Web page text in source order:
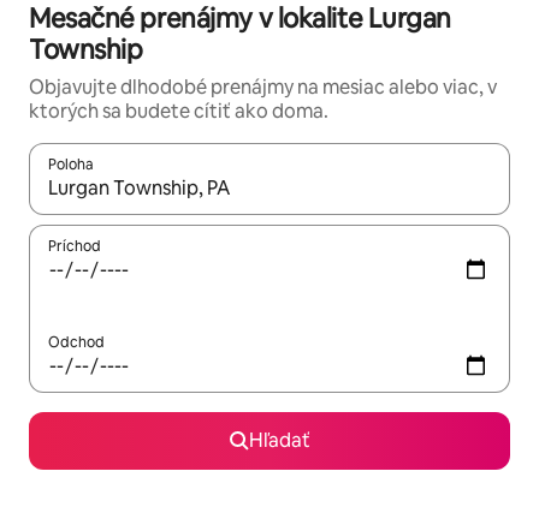
Mesačné prenájmy v lokalite Lurgan
Township
Objavujte dlhodobé prenájmy na mesiac alebo viac, v
ktorých sa budete cítiť ako doma.
Poloha
Keď budú výsledky k dispozícii, môžete si ich prechádzať
Príchod
Odchod
Hľadať